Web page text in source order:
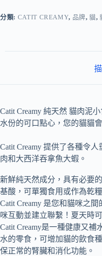
分類: CATIT CREAMY, 品牌,貓,
Catit Creamy 純天然 貓肉泥小
水份的可口點心，您的貓貓
Catit Creamy 提供了各種令人
肉和大西洋吞拿魚大蝦。
新鮮純天然成分，具有必要
基酸，可單獨食用或作為乾
Catit Creamy 是您和貓咪之間
咪互動並建立聯繫！夏天時
Catit Creamy是一種健康又補
水的零食，可增加貓的飲食
保正常的腎臟和消化功能。